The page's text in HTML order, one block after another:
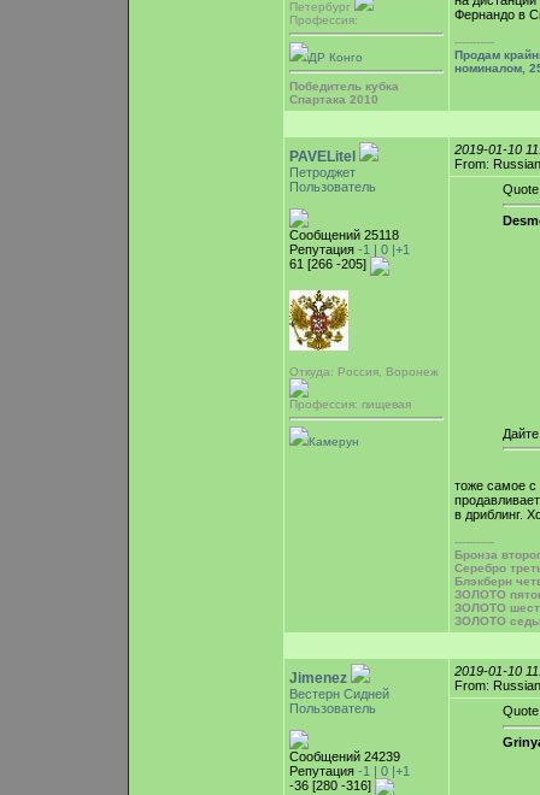
Петербург
Профессия:
ДР Конго
Победитель кубка
Спартака 2010
Фернандо в
-----------
Продам
номиналом,
PAVELitel
Петроджет
Пользователь
Сообщений 25118
Репутация -1 | 0 |+1
61 [266 -205]
Откуда: Россия, Воронеж
Профессия: пищевая
Камерун
2019-01-10
From:
Quote
тоже самое
в дриблинг.
-----------
Бронза
Серебро
Блэкберн
ЗОЛОТО
ЗОЛОТО
ЗОЛОТО
Jimenez
Вестерн Сидней
Пользователь
Сообщений 24239
Репутация -1 | 0 |+1
-36 [280 -316]
2019-01-10
From:
Quote